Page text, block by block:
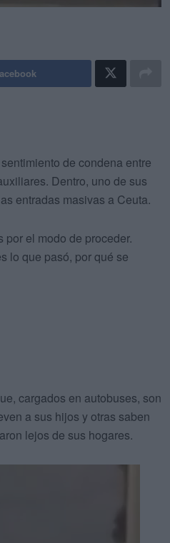
de condena entre
Dentro, uno de sus
entradas masivas a Ceuta.
el modo de proceder.
lo que pasó, por qué se
cargados en autobuses, son
a sus hijos y otras saben
lejos de sus hogares.